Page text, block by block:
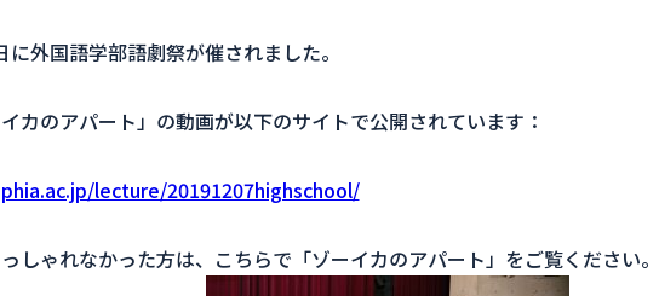
外国語学部語劇祭が催されました。
カのアパート」の動画が以下のサイトで公開されています：
lecture/20191207highschool/
しゃれなかった方は、こちらで「ゾーイカのアパート」をご覧ください。